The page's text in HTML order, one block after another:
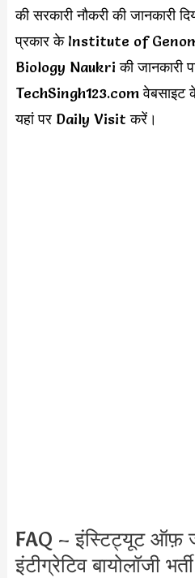
की सरकारी नौकरी की जानकारी
प्रकार के Institute of
Biology Naukri की जानकारी
TechSingh123.com
यहां पर Daily Visit करें।
FAQ – इंस्टिट्यूट ऑफ़
इंटीग्रेटिव बायोलॉजी